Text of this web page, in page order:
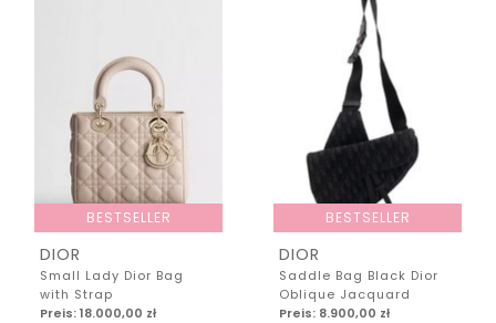
BESTSELLER
DIOR
Small Lady Dior Bag
with Strap
Preis: 18.000,00 zł
BESTSELLER
DIOR
Saddle Bag Black Dior
Oblique Jacquard
Preis: 8.900,00 zł